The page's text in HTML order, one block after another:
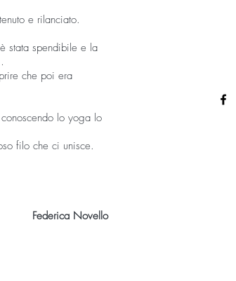
e rilanciato.
stata spendibile e la
che poi era
lo yoga lo
filo che ci unisce.
Federica Novello